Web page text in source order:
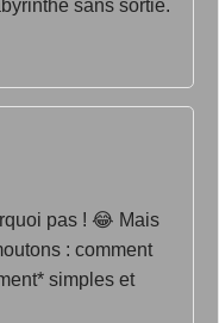
sans sortie.
pas ! 😂 Mais
: comment
simples et